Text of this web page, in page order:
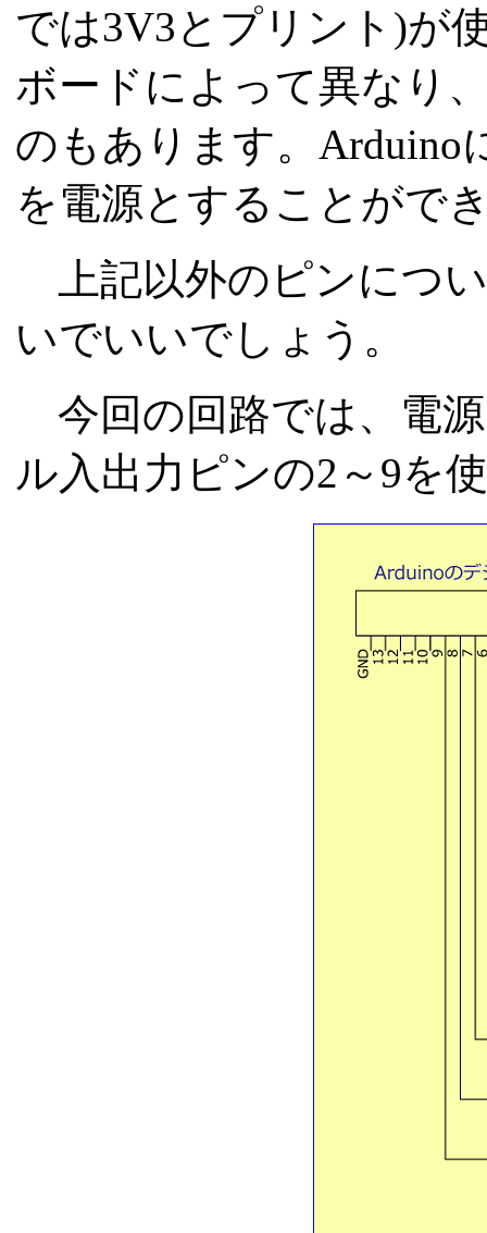
では3V3とプリント)が
ボードによって異なり
のもあります。Arduino
を電源とすることがで
上記以外のピンにつ
いでいいでしょう。
今回の回路では、電
ル入出力ピンの2～9を